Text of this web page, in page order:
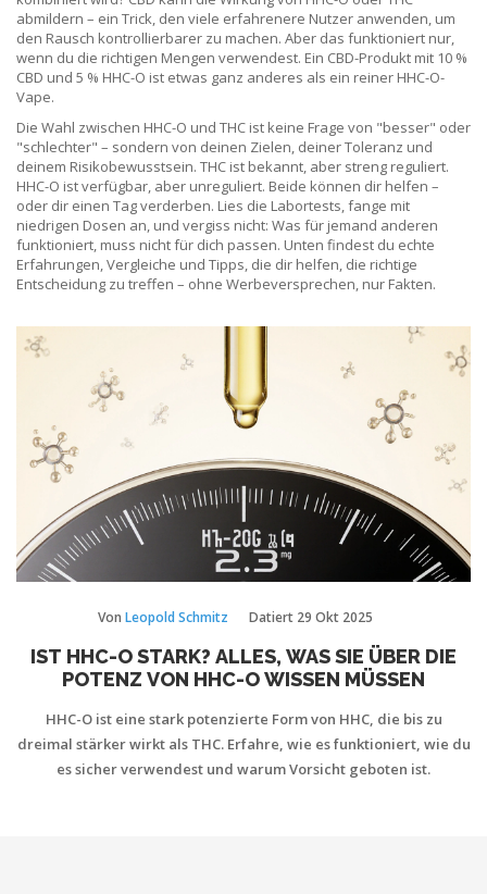
abmildern – ein Trick, den viele erfahrenere Nutzer anwenden, um
den Rausch kontrollierbarer zu machen. Aber das funktioniert nur,
wenn du die richtigen Mengen verwendest. Ein CBD-Produkt mit 10 %
CBD und 5 % HHC-O ist etwas ganz anderes als ein reiner HHC-O-
Vape.
Die Wahl zwischen HHC-O und THC ist keine Frage von "besser" oder
"schlechter" – sondern von deinen Zielen, deiner Toleranz und
deinem Risikobewusstsein. THC ist bekannt, aber streng reguliert.
HHC-O ist verfügbar, aber unreguliert. Beide können dir helfen –
oder dir einen Tag verderben. Lies die Labortests, fange mit
niedrigen Dosen an, und vergiss nicht: Was für jemand anderen
funktioniert, muss nicht für dich passen. Unten findest du echte
Erfahrungen, Vergleiche und Tipps, die dir helfen, die richtige
Entscheidung zu treffen – ohne Werbeversprechen, nur Fakten.
Von Leopold Schmitz Datiert 29 Okt 2025
IST HHC-O STARK? ALLES, WAS SIE ÜBER DIE
POTENZ VON HHC-O WISSEN MÜSSEN
HHC-O ist eine stark potenzierte Form von HHC, die bis zu
dreimal stärker wirkt als THC. Erfahre, wie es funktioniert, wie du
es sicher verwendest und warum Vorsicht geboten ist.